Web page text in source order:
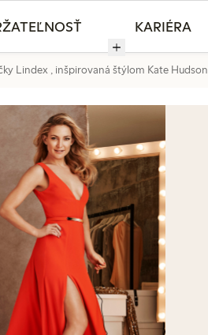
KARIÉRA
Lindex , inšpirovaná štýlom Kate Hudson